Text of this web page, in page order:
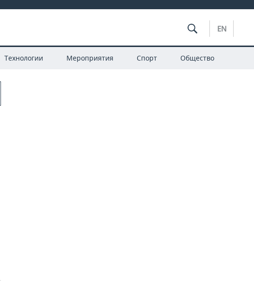
EN
Технологии Мероприятия Спорт Общество